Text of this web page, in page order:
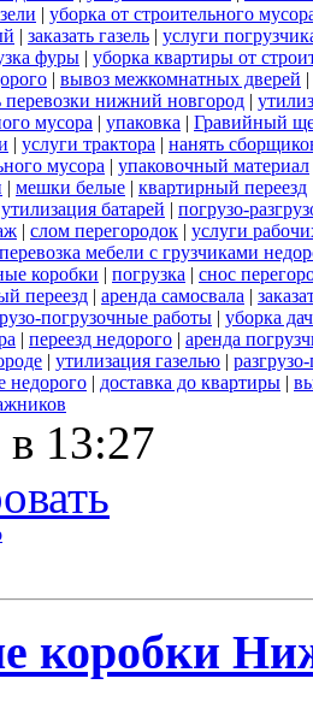
| уборка от строительного
| заказать газель | услуги
фуры | уборка квартиры от
| вывоз межкомнатных дверей |
перевозки нижний новгород |
мусора | упаковка | Гравийный
| услуги трактора | нанять
мусора | упаковочный материал
| мешки белые | квартирный переезд
утилизация батарей | погрузо-
| слом перегородок | услуги
перевозка мебели с грузчиками
коробки | погрузка | снос
переезд | аренда самосвала |
погрузочные работы | уборка
| переезд недорого | аренда
| утилизация газелью |
недорого | доставка до квартиры |
13:27
коробки